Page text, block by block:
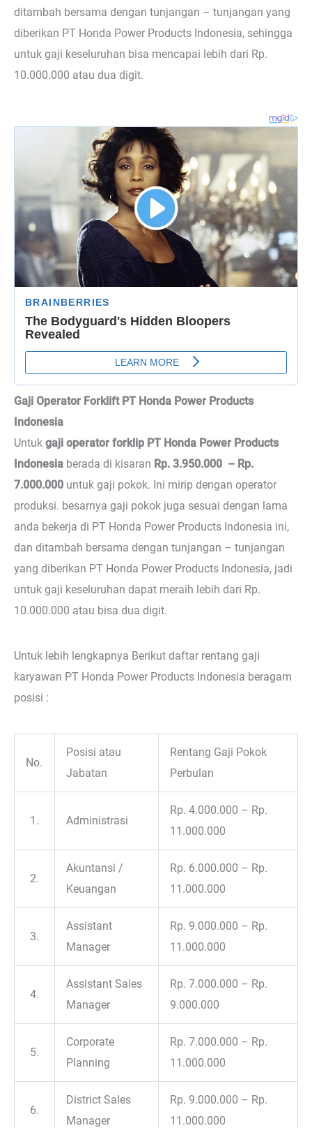
ditambah bersama dengan tunjangan – tunjangan yang
diberikan PT Honda Power Products Indonesia, sehingga
untuk gaji keseluruhan bisa mencapai lebih dari Rp.
10.000.000 atau dua digit.
Gaji Operator Forklift PT Honda Power Products
Indonesia
Untuk gaji operator forklip PT Honda Power Products
Indonesia berada di kisaran Rp. 3.950.000 – Rp.
7.000.000 untuk gaji pokok. Ini mirip dengan operator
produksi. besarnya gaji pokok juga sesuai dengan lama
anda bekerja di PT Honda Power Products Indonesia ini,
dan ditambah bersama dengan tunjangan – tunjangan
yang diberikan PT Honda Power Products Indonesia, jadi
untuk gaji keseluruhan dapat meraih lebih dari Rp.
10.000.000 atau bisa dua digit.
Untuk lebih lengkapnya Berikut daftar rentang gaji
karyawan PT Honda Power Products Indonesia beragam
posisi :
No.
Posisi atau
Jabatan
Rentang Gaji Pokok
Perbulan
1. Administrasi
Rp. 4.000.000 – Rp.
11.000.000
2.
Akuntansi /
Keuangan
Rp. 6.000.000 – Rp.
11.000.000
3.
Assistant
Manager
Rp. 9.000.000 – Rp.
11.000.000
4.
Assistant Sales
Manager
Rp. 7.000.000 – Rp.
9.000.000
5.
Corporate
Planning
Rp. 7.000.000 – Rp.
11.000.000
6.
District Sales
Manager
Rp. 9.000.000 – Rp.
11.000.000